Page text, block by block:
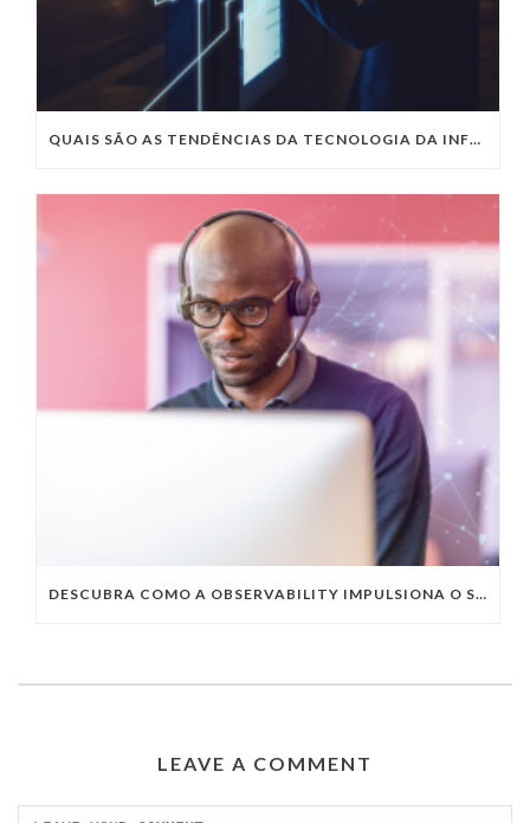
QUAIS SÃO AS TENDÊNCIAS DA TECNOLOGIA DA INFORMAÇÃO PARA 2023?
DESCUBRA COMO A OBSERVABILITY IMPULSIONA O SUCESSO DO SEU NEGÓCIO
LEAVE A COMMENT